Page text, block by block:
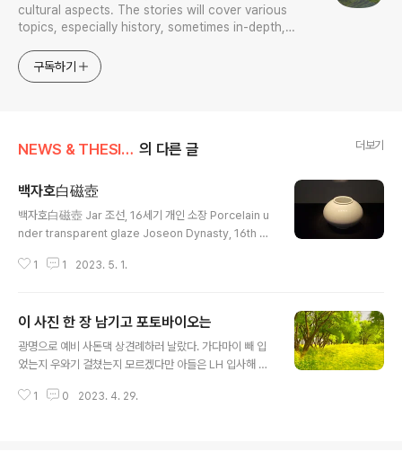
cultural aspects. The stories will cover various
topics, especially history, sometimes in-depth,
approach will be to resist any common sense or
generalized viewpoint
구독하기
NEWS & THESIS/Photo News 의 다른 글 더보기
백자호白磁壺
백자호白磁壺 Jar 조선, 16세기 개인 소장 Porcelain u
nder transparent glaze Joseon Dynasty, 16th ce
1 1 2023. 5. 1.
이 사진 한 장 남기고 포토바이오는
광명으로 예비 사돈댁 상견례하러 날랐다. 가다마이 빼 입
었는지 우와기 걸쳤는지 모르겠다만 아들은 LH 입사해 듣
1 0 2023. 4. 29.